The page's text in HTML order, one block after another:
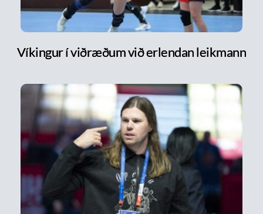
Víkingur í viðræðum við erlendan leikmann